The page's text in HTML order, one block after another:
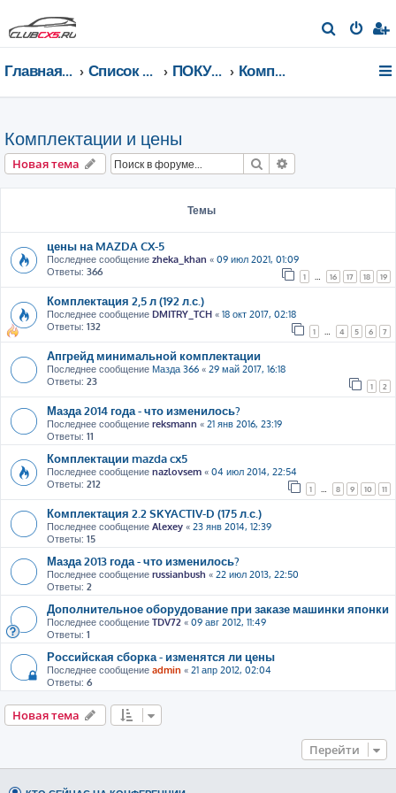
о
Главная страница Список форумов ПОКУПКА MAZDA CX-5 Комплектации и цены
Комплектации и цены
Новая тема Поиск
Темы
цены на MAZDA CX-5
Последнее сообщение zheka_khan « 09 июл 2021, 01:09
Ответы: 366 1 16 17 18 19
Комплектация 2,5 л (192 л.с.)
Последнее сообщение DMITRY_TCH « 18 окт 2017, 02:18
Ответы: 132 1 4 5 6 7
Апгрейд минимальной комплектации
Последнее сообщение Мазда 366 « 29 май 2017, 16:18
Ответы: 23 1 2
Мазда 2014 года - что изменилось?
Последнее сообщение reksmann « 21 янв 2016, 23:19
Ответы: 11
Комплектации mazda cx5
Последнее сообщение nazlovsem « 04 июл 2014, 22:54
Ответы: 212 1 8 9 10 11
Комплектация 2.2 SKYACTIV-D (175 л.с.)
Последнее сообщение Alexey « 23 янв 2014, 12:39
Ответы: 15
Мазда 2013 года - что изменилось?
Последнее сообщение russianbush « 22 июл 2013, 22:50
Ответы: 2
Дополнительное оборудование при заказе машинки японки
Последнее сообщение TDV72 « 09 авг 2012, 11:49
Ответы: 1
Российская сборка - изменятся ли цены
Последнее сообщение admin « 21 апр 2012, 02:04
Ответы: 6
Новая тема
Перейти